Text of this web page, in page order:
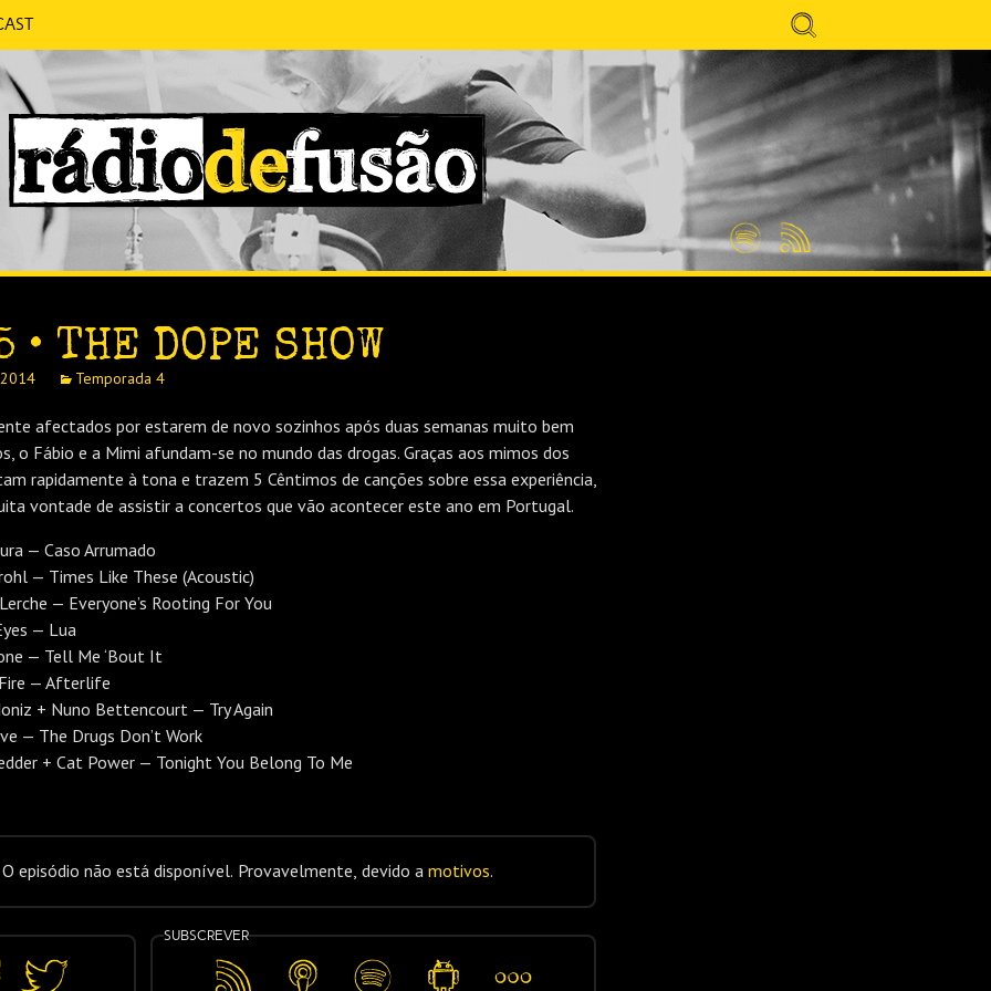
Search
for:
SEM PRETENSÕES.
SpotifyFeed
RSS
• THE DOPE SHOW
Temporada 4
afectados por estarem de novo sozinhos após duas semanas muito bem
o Fábio e a Mimi afundam-se no mundo das drogas. Graças aos mimos dos
rapidamente à tona e trazem 5 Cêntimos de canções sobre essa experiência,
vontade de assistir a concertos que vão acontecer este ano em Portugal.
— Caso Arrumado
— Times Like These (Acoustic)
— Everyone’s Rooting For You
— Lua
— Tell Me ‘Bout It
— Afterlife
+ Nuno Bettencourt — Try Again
— The Drugs Don’t Work
+ Cat Power — Tonight You Belong To Me
O episódio não está disponível. Provavelmente, devido a motivos.
Partilhar
no
Subscrever
Feed
RSS
Apple
Podcasts
Spotify Android